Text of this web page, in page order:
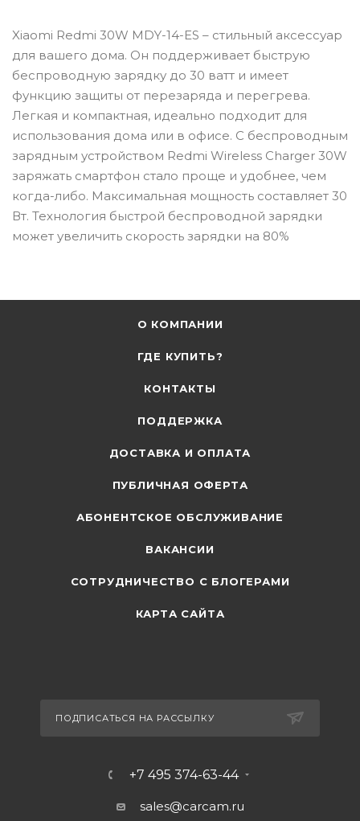
Xiaomi Redmi 30W MDY-14-ES – стильный аксессуар
для вашего дома. Он поддерживает быструю
беспроводную зарядку до 30 ватт и имеет
функцию защиты от перезаряда и перегрева.
Легкая и компактная, идеально подходит для
использования дома или в офисе. С беспроводным
зарядным устройством Redmi Wireless Charger 30W
заряжать смартфон стало проще и удобнее, чем
когда-либо. Максимальная мощность составляет 30
Вт. Технология быстрой беспроводной зарядки
может увеличить скорость зарядки на 80%
О КОМПАНИИ
ГДЕ КУПИТЬ?
КОНТАКТЫ
ПОДДЕРЖКА
ДОСТАВКА И ОПЛАТА
ПУБЛИЧНАЯ ОФЕРТА
АБОНЕНТСКОЕ ОБСЛУЖИВАНИЕ
ВАКАНСИИ
СОТРУДНИЧЕСТВО С БЛОГЕРАМИ
КАРТА САЙТА
ПОДПИСАТЬСЯ НА РАССЫЛКУ
+7 495 374-63-44
sales@carcam.ru